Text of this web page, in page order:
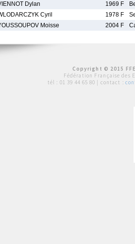
Dylan 1969 F
Cyril 1978 F
Moisse 2004 F
Copyright © 2015
Fédération Française des
tél : 01 39 44 65 80 | contact :